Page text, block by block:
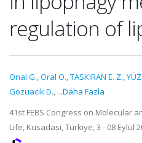
regulation of
Onal G.,Oral O.,TASKIRAN E. Z.,
Gozuacik D., ...Daha Fazla
41st FEBS Congress on Molecular
Life, Kusadasi, Türkiye, 3 - 08 Eylül